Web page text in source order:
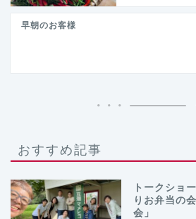
早朝のお客様
おすすめ記事
トークショ
りお弁当の
会」